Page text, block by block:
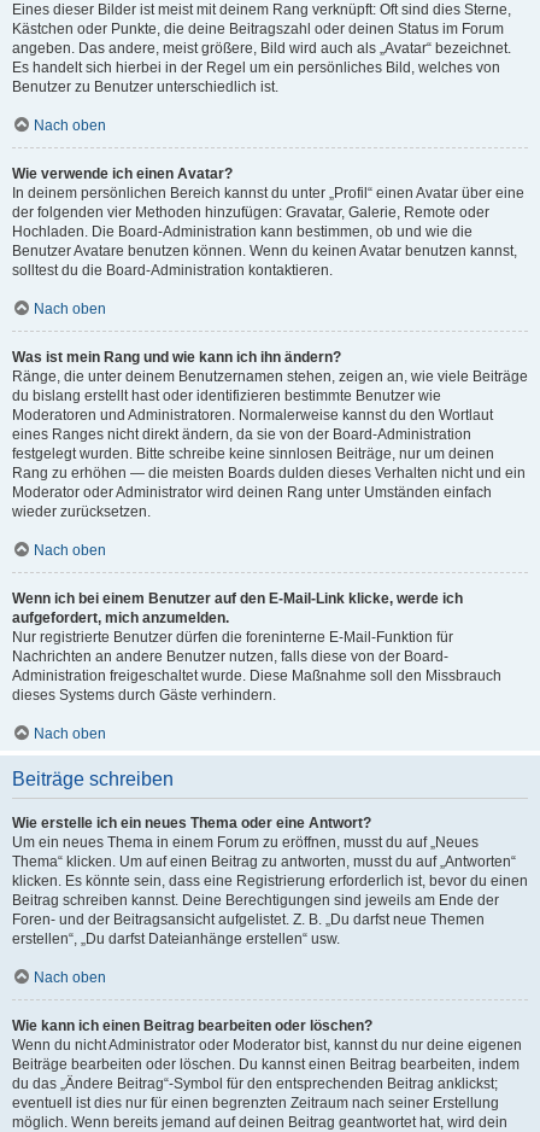
Eines dieser Bilder ist meist mit deinem Rang verknüpft: Oft sind dies Sterne,
Kästchen oder Punkte, die deine Beitragszahl oder deinen Status im Forum
angeben. Das andere, meist größere, Bild wird auch als „Avatar“ bezeichnet.
Es handelt sich hierbei in der Regel um ein persönliches Bild, welches von
Benutzer zu Benutzer unterschiedlich ist.
Nach oben
Wie verwende ich einen Avatar?
In deinem persönlichen Bereich kannst du unter „Profil“ einen Avatar über eine
der folgenden vier Methoden hinzufügen: Gravatar, Galerie, Remote oder
Hochladen. Die Board-Administration kann bestimmen, ob und wie die
Benutzer Avatare benutzen können. Wenn du keinen Avatar benutzen kannst,
solltest du die Board-Administration kontaktieren.
Nach oben
Was ist mein Rang und wie kann ich ihn ändern?
Ränge, die unter deinem Benutzernamen stehen, zeigen an, wie viele Beiträge
du bislang erstellt hast oder identifizieren bestimmte Benutzer wie
Moderatoren und Administratoren. Normalerweise kannst du den Wortlaut
eines Ranges nicht direkt ändern, da sie von der Board-Administration
festgelegt wurden. Bitte schreibe keine sinnlosen Beiträge, nur um deinen
Rang zu erhöhen — die meisten Boards dulden dieses Verhalten nicht und ein
Moderator oder Administrator wird deinen Rang unter Umständen einfach
wieder zurücksetzen.
Nach oben
Wenn ich bei einem Benutzer auf den E-Mail-Link klicke, werde ich
aufgefordert, mich anzumelden.
Nur registrierte Benutzer dürfen die foreninterne E-Mail-Funktion für
Nachrichten an andere Benutzer nutzen, falls diese von der Board-
Administration freigeschaltet wurde. Diese Maßnahme soll den Missbrauch
dieses Systems durch Gäste verhindern.
Nach oben
Beiträge schreiben
Wie erstelle ich ein neues Thema oder eine Antwort?
Um ein neues Thema in einem Forum zu eröffnen, musst du auf „Neues
Thema“ klicken. Um auf einen Beitrag zu antworten, musst du auf „Antworten“
klicken. Es könnte sein, dass eine Registrierung erforderlich ist, bevor du einen
Beitrag schreiben kannst. Deine Berechtigungen sind jeweils am Ende der
Foren- und der Beitragsansicht aufgelistet. Z. B. „Du darfst neue Themen
erstellen“, „Du darfst Dateianhänge erstellen“ usw.
Nach oben
Wie kann ich einen Beitrag bearbeiten oder löschen?
Wenn du nicht Administrator oder Moderator bist, kannst du nur deine eigenen
Beiträge bearbeiten oder löschen. Du kannst einen Beitrag bearbeiten, indem
du das „Ändere Beitrag“-Symbol für den entsprechenden Beitrag anklickst;
eventuell ist dies nur für einen begrenzten Zeitraum nach seiner Erstellung
möglich. Wenn bereits jemand auf deinen Beitrag geantwortet hat, wird dein